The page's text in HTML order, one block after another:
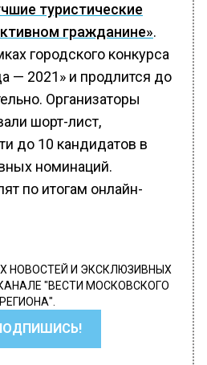
туристические
гражданине».
городского конкурса
— 2021» и продлится до
Организаторы
шорт-лист,
до 10 кандидатов в
номинаций.
по итогам онлайн-
НОВОСТЕЙ И ЭКСКЛЮЗИВНЫХ
"ВЕСТИ МОСКОВСКОГО
РЕГИОНА".